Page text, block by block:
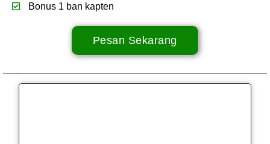
Bonus 1 ban kapten
Pesan Sekarang